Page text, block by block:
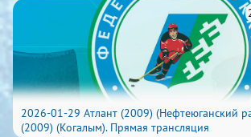
2026-01-29 Атлант (2009) (Нефтеюганский
(2009) (Когалым). Прямая трансляция